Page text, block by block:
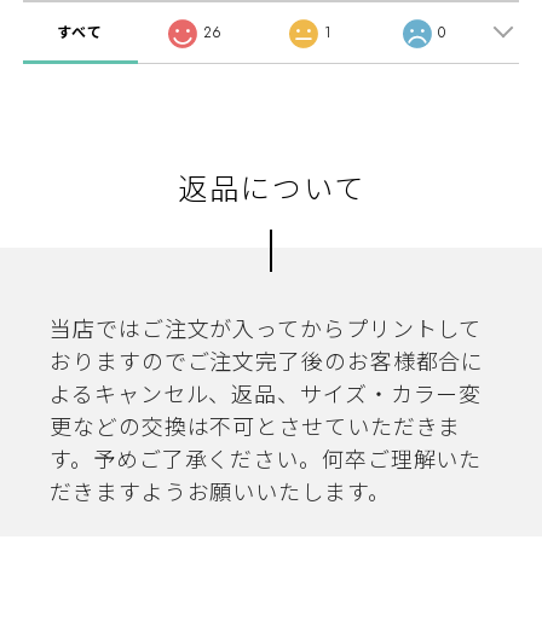
すべて 26 1 0
返品について
当店ではご注文が入ってからプリントして
おりますのでご注文完了後のお客様都合に
よるキャンセル、返品、サイズ・カラー変
更などの交換は不可とさせていただきま
す。予めご了承ください。何卒ご理解いた
だきますようお願いいたします。